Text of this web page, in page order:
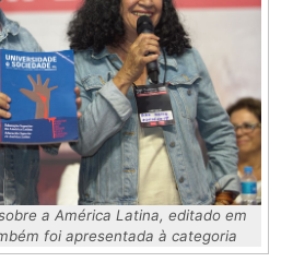
a América Latina, editado em
foi apresentada à categoria